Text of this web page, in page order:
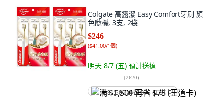
Colgate 高露潔 Easy Comfort牙刷 顏
色隨機, 3支, 2袋
$246
($41.00/1個)
明天 8/7 (五) 預計送達
(2620)
满 $1,500 再省 $75 (王道卡)